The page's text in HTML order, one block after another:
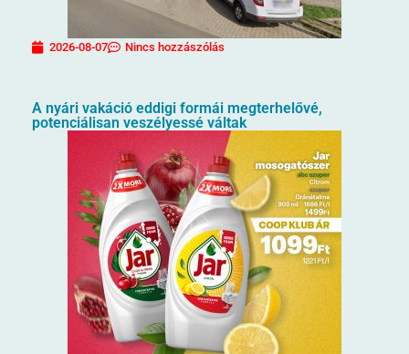
2026-08-07 Nincs hozzászólás
A nyári vakáció eddigi formái megterhelővé,
potenciálisan veszélyessé váltak